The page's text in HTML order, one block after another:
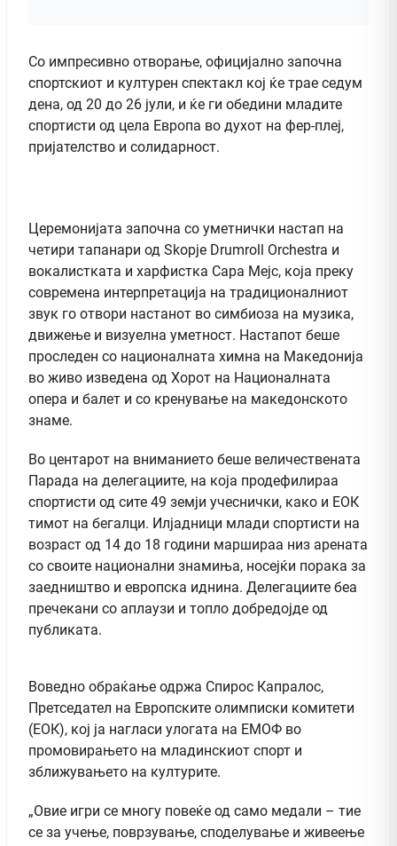
Со импресивно отворање, официјално започна
спортскиот и културен спектакл кој ќе трае седум
дена, од 20 до 26 јули, и ќе ги обедини младите
спортисти од цела Европа во духот на фер-плеј,
пријателство и солидарност.
Церемонијата започна со уметнички настап на
четири тапанари од Skopje Drumroll Orchestra и
вокалистката и харфистка Сара Мејс, која преку
современа интерпретација на традиционалниот
звук го отвори настанот во симбиоза на музика,
движење и визуелна уметност. Настапот беше
проследен со националната химна на Македонија
во живо изведена од Хорот на Националната
опера и балет и со кренување на македонското
знаме.
Во центарот на вниманието беше величествената
Парада на делегациите, на која продефилираа
спортисти од сите 49 земји учеснички, како и ЕОК
тимот на бегалци. Илјадници млади спортисти на
возраст од 14 до 18 години маршираа низ арената
со своите национални знамиња, носејќи порака за
заедништво и европска иднина. Делегациите беа
пречекани со аплаузи и топло добредојде од
публиката.
Воведно обраќање одржа Спирос Капралос,
Претседател на Европските олимписки комитети
(ЕОК), кој ја нагласи улогата на ЕМОФ во
промовирањето на младинскиот спорт и
зближувањето на културите.
„Овие игри се многу повеќе од само медали – тие
се за учење, поврзување, споделување и живеење